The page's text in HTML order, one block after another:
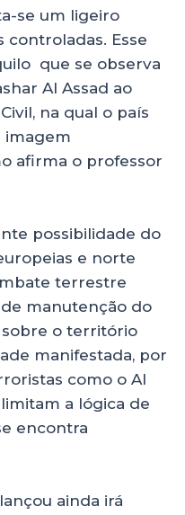
se um ligeiro
controladas. Esse
que se observa
Al Assad ao
na qual o país
imagem
afirma o professor
possibilidade do
e norte
terrestre
manutenção do
o território
manifestada, por
como o Al
a lógica de
encontra
ainda irá